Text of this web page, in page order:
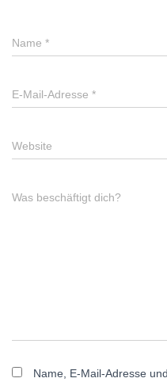
Name *
E-Mail-Adresse *
Website
Was beschäftigt dich?
Name, E-Mail-Adresse